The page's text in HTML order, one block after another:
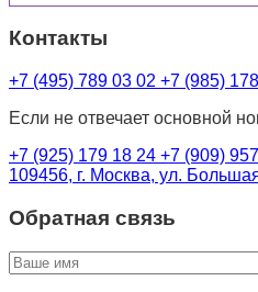
Контакты
+7 (495) 789 03 02 +7 (985)
Если не отвечает основной
+7 (925) 179 18 24 +7 (909)
109456, г. Москва, ул.
Обратная связь